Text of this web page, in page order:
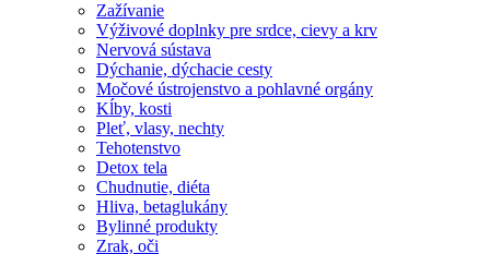
Zažívanie
Výživové doplnky pre srdce, cievy a krv
Nervová sústava
Dýchanie, dýchacie cesty
Močové ústrojenstvo a pohlavné orgány
Kĺby, kosti
Pleť, vlasy, nechty
Tehotenstvo
Detox tela
Chudnutie, diéta
Hliva, betaglukány
Bylinné produkty
Zrak, oči